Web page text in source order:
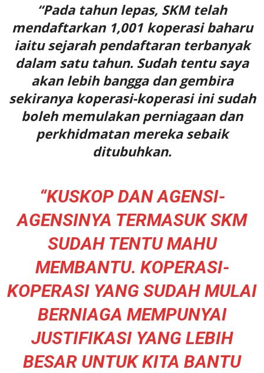
“Pada tahun lepas, SKM telah
mendaftarkan 1,001 koperasi baharu
iaitu sejarah pendaftaran terbanyak
dalam satu tahun. Sudah tentu saya
akan lebih bangga dan gembira
sekiranya koperasi-koperasi ini sudah
boleh memulakan perniagaan dan
perkhidmatan mereka sebaik
ditubuhkan.
“KUSKOP DAN AGENSI-
AGENSINYA TERMASUK SKM
SUDAH TENTU MAHU
MEMBANTU. KOPERASI-
KOPERASI YANG SUDAH MULAI
BERNIAGA MEMPUNYAI
JUSTIFIKASI YANG LEBIH
BESAR UNTUK KITA BANTU